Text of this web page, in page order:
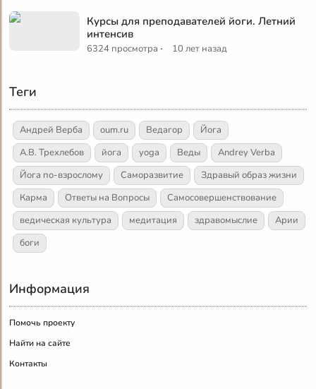
Курсы для преподавателей йоги. Летний
интенсив
6324 просмотра · 10 лет назад
Теги
Андрей Верба oum.ru Ведагор
Йога
А.В. Трехлебов
йога yoga Веды
Andrey Verba
Йога по-взрослому
Саморазвитие
Здравый образ жизни
Карма
Ответы на Вопросы
Самосовершенствование
ведическая культура
медитация здравомыслие
Арии
боги
Информация
Помочь проекту
Найти на сайте
Контакты